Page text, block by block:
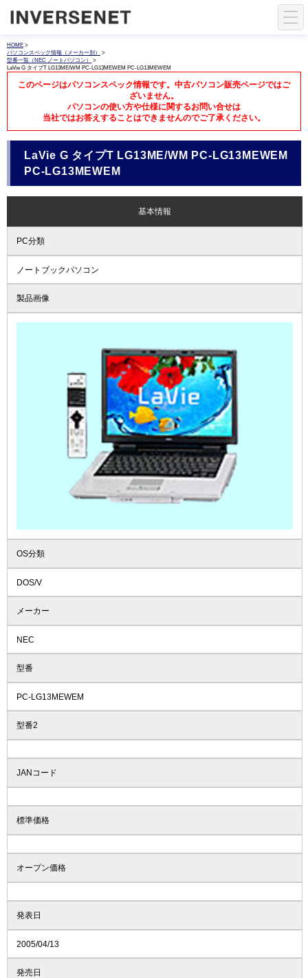
HOME >
パソコンスペック情報（メーカー別）
>
型番一覧（NEC ノートパソコン）
>
LaVie G タイプT LG13ME/WM PC-LG13MEWEM PC-LG13MEWEM
このページはパソコンスペック情報です。中古パソコン販売ページではご
ざいません。
パソコンの使い方や仕様に関するお問い合せは
当社ではお答えすることはできませんのでご了承ください。
LaVie G タイプT LG13ME/WM PC-LG13MEWEM
PC-LG13MEWEM
基本情報
PC分類
ノートブックパソコン
製品画像
OS分類
DOS/V
メーカー
NEC
型番
PC-LG13MEWEM
型番2
JANコード
標準価格
オープン価格
発表日
2005/04/13
発売日